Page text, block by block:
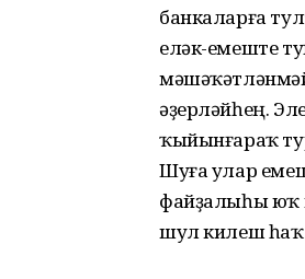
банкаларға
еләк-емеште
әҙерләйһең.
ҡыйынғараҡ
Шуға улар
файҙалыһы юҡ
шул килеш